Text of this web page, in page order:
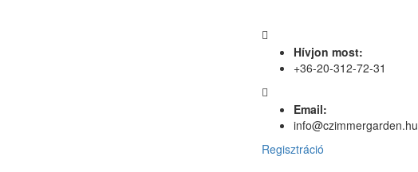
Hívjon most:
+36-20-312-72-31
Email:
info@czimmergarden.hu
Regisztráció